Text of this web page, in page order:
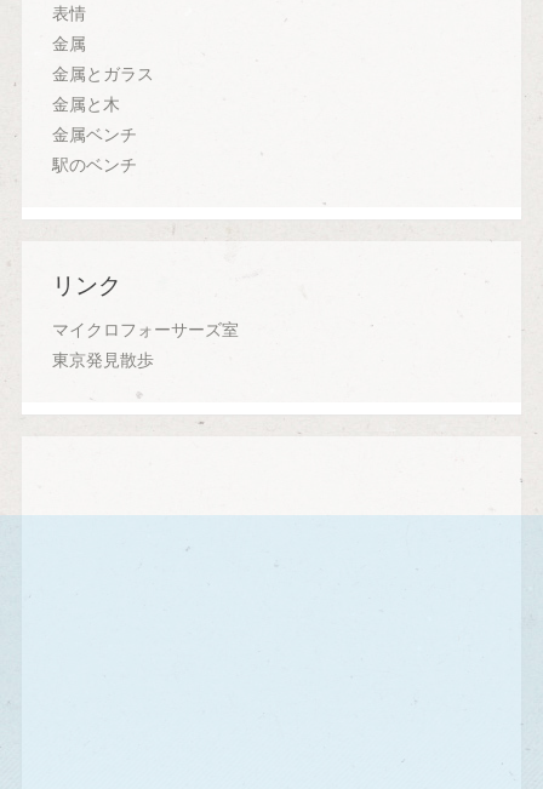
表情
金属
金属とガラス
金属と木
金属ベンチ
駅のベンチ
リンク
マイクロフォーサーズ室
東京発見散歩